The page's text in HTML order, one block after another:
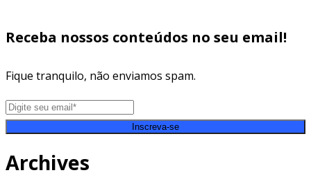
Receba nossos conteúdos no seu email!
Fique tranquilo, não enviamos spam.
Inscreva-se
Archives